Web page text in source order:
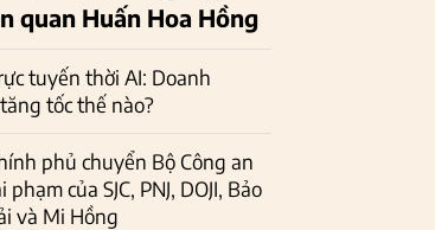
quan Huấn Hoa Hồng
tuyến thời AI: Doanh
tốc thế nào?
phủ chuyển Bộ Công an
của SJC, PNJ, DOJI, Bảo
và Mi Hồng